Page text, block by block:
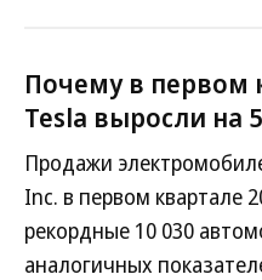
Почему в первом
Tesla выросли на
Продажи
Inc. в первом квартале
рекордные 10 030
аналогичных